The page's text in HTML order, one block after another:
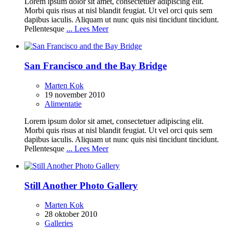
Morbi quis risus at nisl blandit feugiat. Ut vel orci quis sem
dapibus iaculis. Aliquam ut nunc quis nisi tincidunt tincidunt.
Pellentesque ... Lees Meer
San Francisco and the Bay Bridge
Marten Kok
19 november 2010
Alimentatie
Lorem ipsum dolor sit amet, consectetuer adipiscing elit.
Morbi quis risus at nisl blandit feugiat. Ut vel orci quis sem
dapibus iaculis. Aliquam ut nunc quis nisi tincidunt tincidunt.
Pellentesque ... Lees Meer
Still Another Photo Gallery
Marten Kok
28 oktober 2010
Galleries